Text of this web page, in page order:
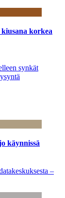
kiusana korkea
synkät
käynnissä
–